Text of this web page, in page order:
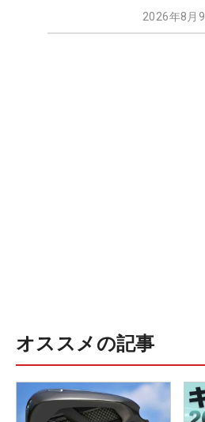
2026年8月
オススメの記事